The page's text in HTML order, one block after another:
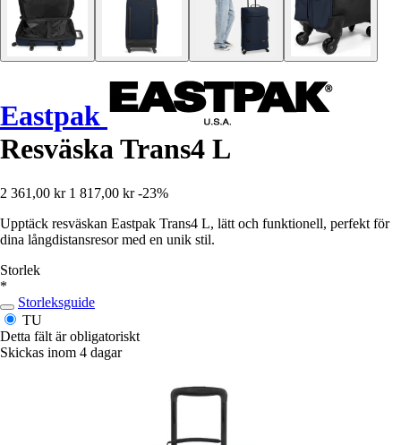
Eastpak
Resväska Trans4 L
2 361,00 kr 1 817,00 kr -23%
Upptäck resväskan Eastpak Trans4 L, lätt och funktionell, perfekt för
dina långdistansresor med en unik stil.
Storlek
*
Storleksguide
TU
Detta fält är obligatoriskt
Skickas inom 4 dagar